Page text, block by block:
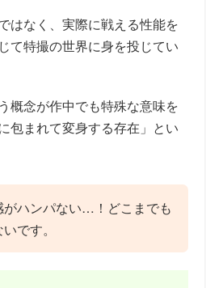
はなく、実際に戦える性能を
て特撮の世界に身を投じてい
概念が作中でも特殊な意味を
包まれて変身する存在」とい
ハンパない…！どこまでも
です。